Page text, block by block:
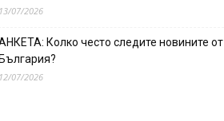
07/2026
Колко често следите новините от
07/2026